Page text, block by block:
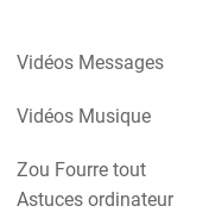
Vidéos Messages
Vidéos Musique
Zou Fourre tout
Astuces ordinateur